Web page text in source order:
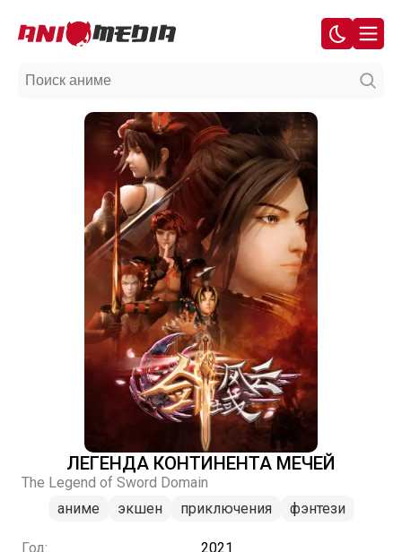
ЛЕГЕНДА КОНТИНЕНТА МЕЧЕЙ
The Legend of Sword Domain
аниме
экшен приключения фэнтези
Год:
2021